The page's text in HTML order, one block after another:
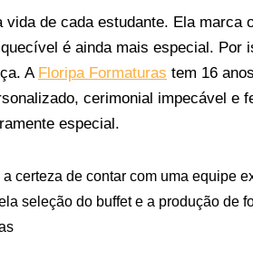
de cada estudante. Ela marca
é ainda mais especial. Por
A Floripa Formaturas tem 16
cerimonial impecável e
especial.
certeza de contar com uma equipe
seleção do buffet e a produção de